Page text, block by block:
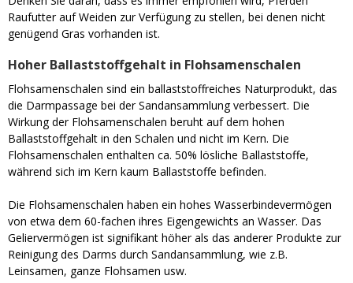
Raufutter auf Weiden zur Verfügung zu stellen, bei denen nicht
genügend Gras vorhanden ist.
Hoher Ballaststoffgehalt in Flohsamenschalen
Flohsamenschalen sind ein ballaststoffreiches Naturprodukt, das
die Darmpassage bei der Sandansammlung verbessert. Die
Wirkung der Flohsamenschalen beruht auf dem hohen
Ballaststoffgehalt in den Schalen und nicht im Kern. Die
Flohsamenschalen enthalten ca. 50% lösliche Ballaststoffe,
während sich im Kern kaum Ballaststoffe befinden.
Die Flohsamenschalen haben ein hohes Wasserbindevermögen
von etwa dem 60-fachen ihres Eigengewichts an Wasser. Das
Geliervermögen ist signifikant höher als das anderer Produkte zur
Reinigung des Darms durch Sandansammlung, wie z.B.
Leinsamen, ganze Flohsamen usw.